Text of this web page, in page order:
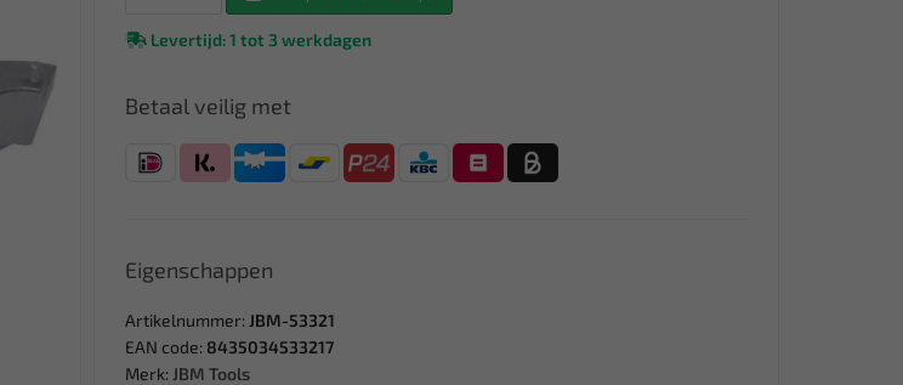
Levertijd: 1 tot 3 werkdagen
Betaal veilig met
Eigenschappen
Artikelnummer: JBM-53321
EAN code: 8435034533217
Merk: JBM Tools